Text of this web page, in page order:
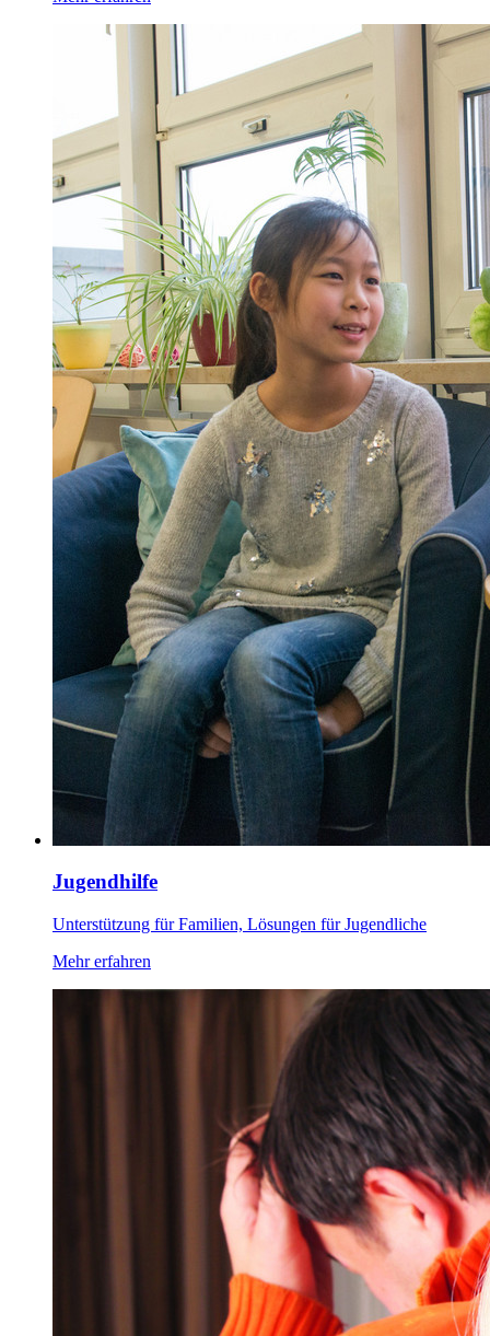
Jugendhilfe
Unterstützung für Familien, Lösungen für Jugendliche
Mehr erfahren